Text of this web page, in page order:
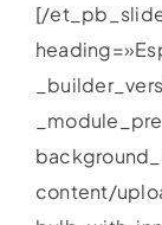
[/
content/